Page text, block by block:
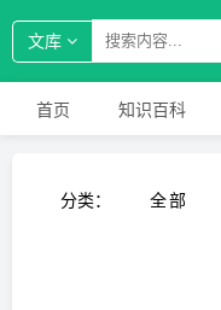
文库
首页 知识百科
分类： 全部